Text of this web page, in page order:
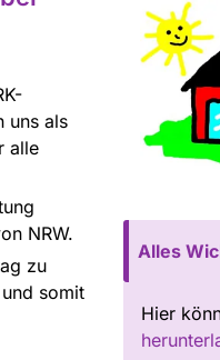
uns als
alle
NRW.
zu
somit
Alles
Hier